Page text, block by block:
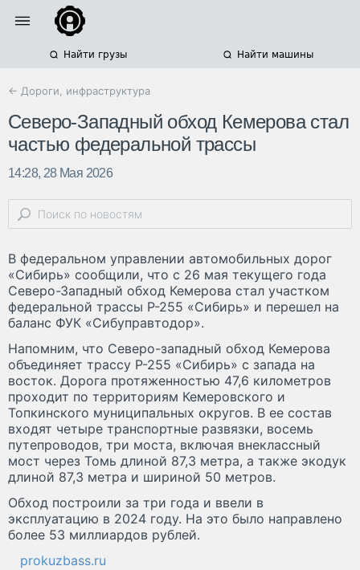
Найти грузы Найти машины
← Дороги, инфраструктура
Северо-Западный обход Кемерова стал
частью федеральной трассы
14:28, 28 Мая 2026
В федеральном управлении автомобильных дорог
«Сибирь» сообщили, что с 26 мая текущего года
Северо-Западный обход Кемерова стал участком
федеральной трассы Р-255 «Сибирь» и перешел на
баланс ФУК «Сибуправтодор».
Напомним, что Северо-западный обход Кемерова
объединяет трассу Р-255 «Сибирь» с запада на
восток. Дорога протяженностью 47,6 километров
проходит по территориям Кемеровского и
Топкинского муниципальных округов. В ее состав
входят четыре транспортные развязки, восемь
путепроводов, три моста, включая внеклассный
мост через Томь длиной 87,3 метра, а также экодук
длиной 87,3 метра и шириной 50 метров.
Обход построили за три года и ввели в
эксплуатацию в 2024 году. На это было направлено
более 53 миллиардов рублей.
prokuzbass.ru